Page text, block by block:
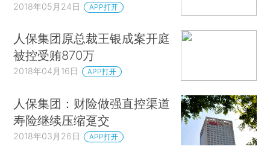
2018年05月24日 APP打开
人保集团原总裁王银成案开庭
被控受贿870万
2018年04月16日 APP打开
人保集团：财险做强直控渠道
寿险继续压缩趸交
2018年03月26日 APP打开